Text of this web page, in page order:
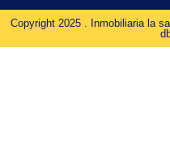
Copyright 2025 . Inmobiliaria la